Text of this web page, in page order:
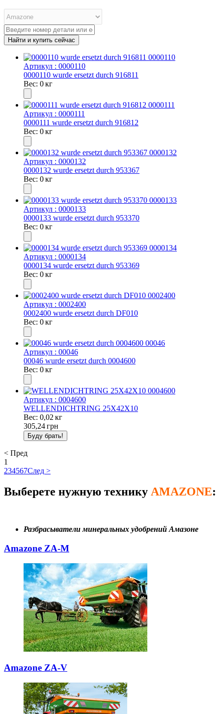
Артикул : 0000110
0000110 wurde ersetzt durch 916811
Вес: 0 кг
Артикул : 0000111
0000111 wurde ersetzt durch 916812
Вес: 0 кг
Артикул : 0000132
0000132 wurde ersetzt durch 953367
Вес: 0 кг
Артикул : 0000133
0000133 wurde ersetzt durch 953370
Вес: 0 кг
Артикул : 0000134
0000134 wurde ersetzt durch 953369
Вес: 0 кг
Артикул : 0002400
0002400 wurde ersetzt durch DF010
Вес: 0 кг
Артикул : 00046
00046 wurde ersetzt durch 0004600
Вес: 0 кг
Артикул : 0004600
WELLENDICHTRING 25X42X10
Вес: 0,02 кг
305,24грн
< Пред
1
234567След >
Выберете нужную технику AMAZONE:
Разбрасыватели минеральных удобрений Амазоне
Amazone ZA-M
Amazone ZA-V